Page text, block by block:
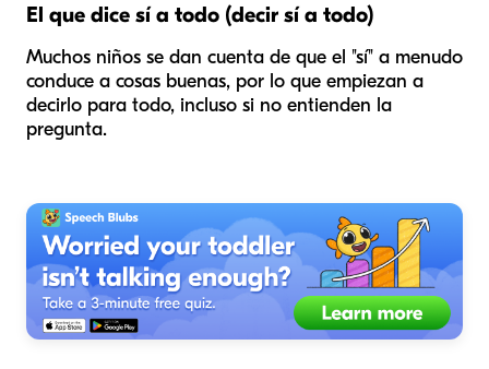
El que dice sí a todo (decir sí a todo)
Muchos niños se dan cuenta de que el "sí" a menudo
conduce a cosas buenas, por lo que empiezan a
decirlo para todo, incluso si no entienden la
pregunta.